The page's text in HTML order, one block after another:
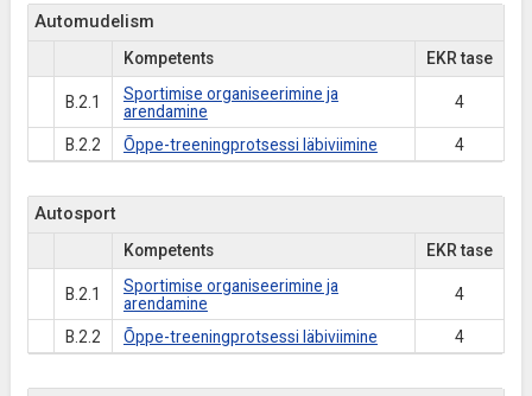
Automudelism
Kompetents EKR tase
B.2.1
Sportimise organiseerimine ja
arendamine
4
B.2.2 Õppe-treeningprotsessi läbiviimine 4
Autosport
Kompetents EKR tase
B.2.1
Sportimise organiseerimine ja
arendamine
4
B.2.2 Õppe-treeningprotsessi läbiviimine 4